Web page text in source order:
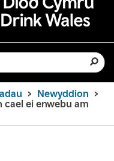
Newyddion
ei enwebu am